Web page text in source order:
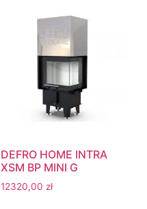
DEFRO HOME INTRA
XSM BP MINI G
12320,00 zł